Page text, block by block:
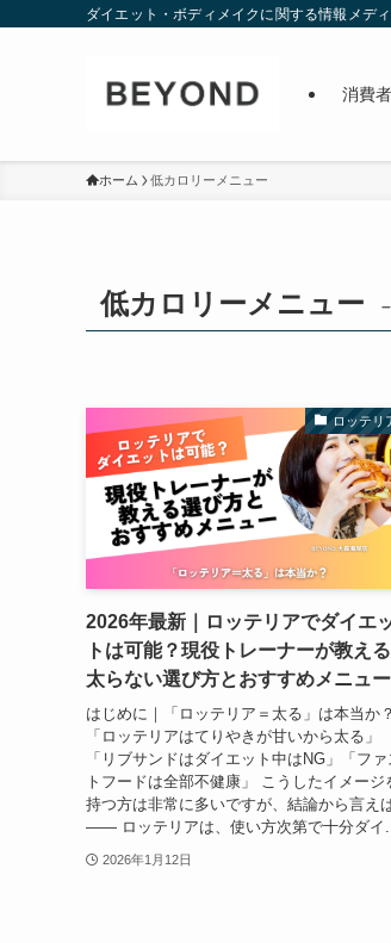
ダイエット・ボディメイクに関する情報メデ
消費
ホーム 低カロリーメニュー
低カロリーメニュー
ロッテリ
2026年最新｜ロッテリアでダイエ
トは可能？現役トレーナーが教える
太らない選び方とおすすめメニュー
はじめに｜「ロッテリア＝太る」は本当か？
「ロッテリアはてりやきが甘いから太る」
「リブサンドはダイエット中はNG」「ファ
トフードは全部不健康」 こうしたイメージ
持つ方は非常に多いですが、結論から言え
―― ロッテリアは、使い方次第で十分ダイ...
2026年1月12日